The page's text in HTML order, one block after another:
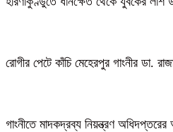
রোগীর পেটে কাঁচি মেহেরপুর গাংনীর ডা.
গাংনীতে মাদকদ্রব্য নিয়ন্ত্রণ